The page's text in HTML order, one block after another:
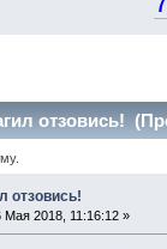
отзовись!
отзовись!
Мая 2018, 11:16:12 »